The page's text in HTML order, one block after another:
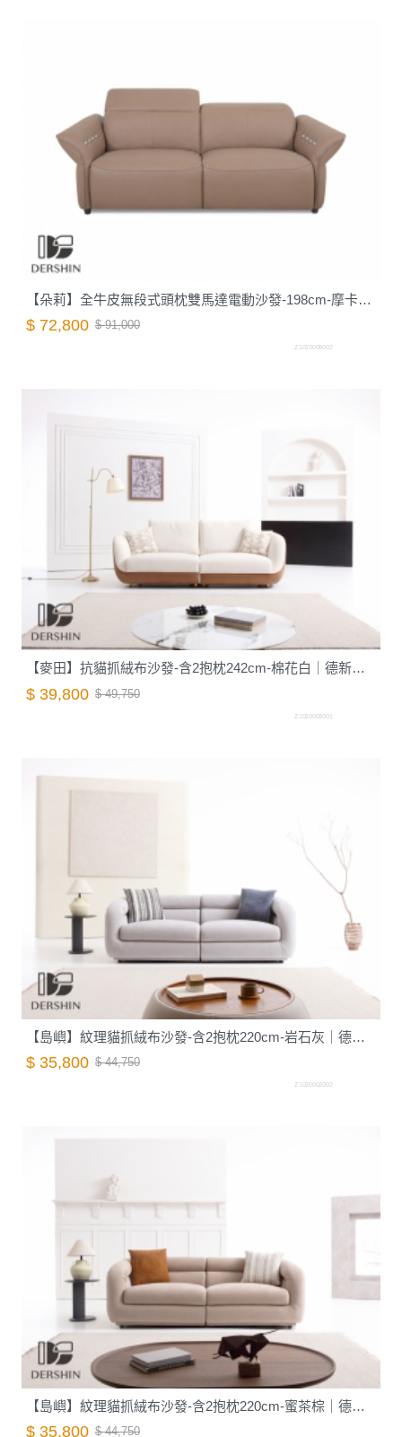
【朵莉】全牛皮無段式頭枕雙馬達電動沙發-198cm-摩卡棕｜德新家具
$ 72,800 $ 91,000
Z1010008002
【麥田】抗貓抓絨布沙發-含2抱枕242cm-棉花白｜德新家具
$ 39,800 $ 49,750
Z1020003001
【島嶼】紋理貓抓絨布沙發-含2抱枕220cm-岩石灰｜德新家具
$ 35,800 $ 44,750
Z1020002002
【島嶼】紋理貓抓絨布沙發-含2抱枕220cm-蜜茶棕｜德新家具
$ 35,800 $ 44,750